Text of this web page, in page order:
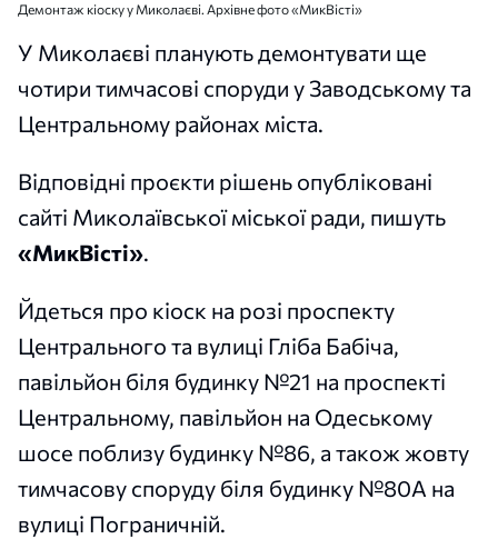
Демонтаж кіоску у Миколаєві. Архівне фото «МикВісті»
У Миколаєві планують демонтувати ще
чотири тимчасові споруди у Заводському та
Центральному районах міста.
Відповідні проєкти рішень опубліковані
сайті Миколаївської міської ради, пишуть
«МикВісті».
Йдеться про кіоск на розі проспекту
Центрального та вулиці Гліба Бабіча,
павільйон біля будинку №21 на проспекті
Центральному, павільйон на Одеському
шосе поблизу будинку №86, а також жовту
тимчасову споруду біля будинку №80А на
вулиці Пограничній.